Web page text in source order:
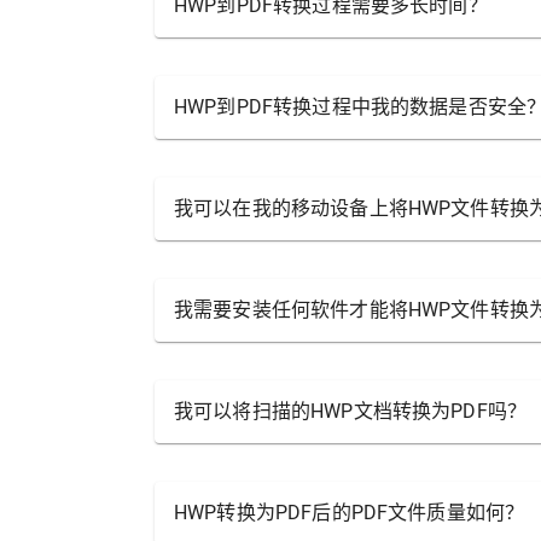
HWP到PDF转换过程需要多长时间？
HWP到PDF转换过程中我的数据是否安全？
我可以在我的移动设备上将HWP文件转换
我需要安装任何软件才能将HWP文件转换
我可以将扫描的HWP文档转换为PDF吗？
HWP转换为PDF后的PDF文件质量如何？